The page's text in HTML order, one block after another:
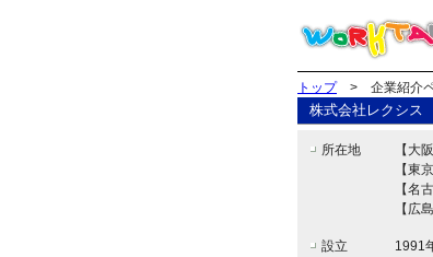
トップ> 企業紹介ペ
株式会社レクシス
所在地
【大
【東
【名
【広
設立 1991